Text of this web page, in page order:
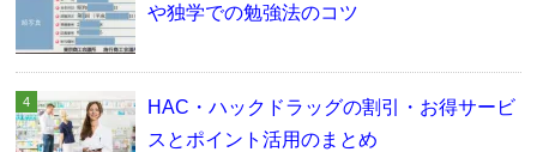
や独学での勉強法のコツ
HAC・ハックドラッグの割引・お得サービ
スとポイント活用のまとめ